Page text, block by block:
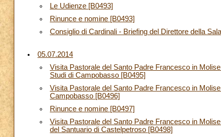
Le Udienze [B0493]
Rinunce e nomine [B0493]
Consiglio di Cardinali - Briefing del Direttore della
05.07.2014
Visita Pastorale del Santo Padre Francesco in
Studi di Campobasso [B0495]
Visita Pastorale del Santo Padre Francesco in
Campobasso [B0496]
Rinunce e nomine [B0497]
Visita Pastorale del Santo Padre Francesco in
del Santuario di Castelpetroso [B0498]